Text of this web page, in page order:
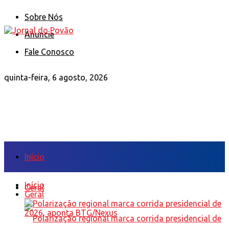
Sobre Nós
Anuncie
Fale Conosco
quinta-feira, 6 agosto, 2026
Início
Geral
Início
Geral